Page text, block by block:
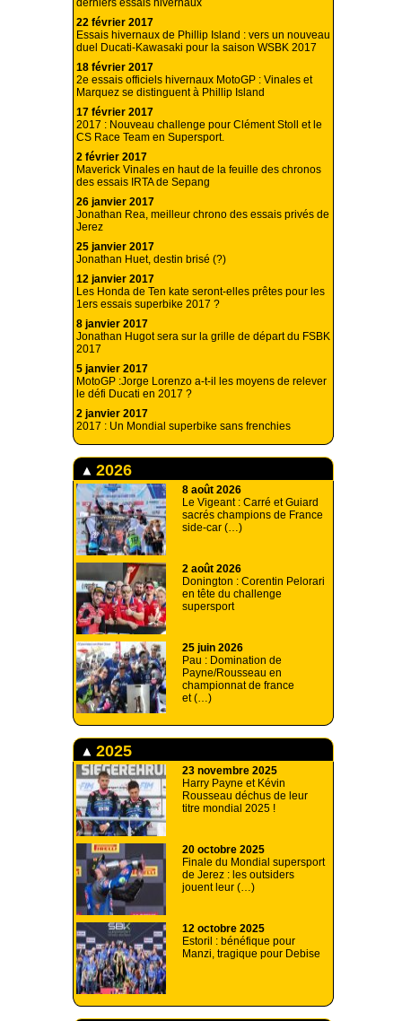
derniers essais hivernaux
22 février 2017
Essais hivernaux de Phillip Island : vers un nouveau
duel Ducati-Kawasaki pour la saison WSBK 2017
18 février 2017
2e essais officiels hivernaux MotoGP : Vinales et
Marquez se distinguent à Phillip Island
17 février 2017
2017 : Nouveau challenge pour Clément Stoll et le
CS Race Team en Supersport.
2 février 2017
Maverick Vinales en haut de la feuille des chronos
des essais IRTA de Sepang
26 janvier 2017
Jonathan Rea, meilleur chrono des essais privés de
Jerez
25 janvier 2017
Jonathan Huet, destin brisé (?)
12 janvier 2017
Les Honda de Ten kate seront-elles prêtes pour les
1ers essais superbike 2017 ?
8 janvier 2017
Jonathan Hugot sera sur la grille de départ du FSBK
2017
5 janvier 2017
MotoGP :Jorge Lorenzo a-t-il les moyens de relever
le défi Ducati en 2017 ?
2 janvier 2017
2017 : Un Mondial superbike sans frenchies
2026
8 août 2026
Le Vigeant : Carré et Guiard
sacrés champions de France
side-car (…)
2 août 2026
Donington : Corentin Pelorari
en tête du challenge
supersport
25 juin 2026
Pau : Domination de
Payne/Rousseau en
championnat de france
et (…)
2025
23 novembre 2025
Harry Payne et Kévin
Rousseau déchus de leur
titre mondial 2025 !
20 octobre 2025
Finale du Mondial supersport
de Jerez : les outsiders
jouent leur (…)
12 octobre 2025
Estoril : bénéfique pour
Manzi, tragique pour Debise